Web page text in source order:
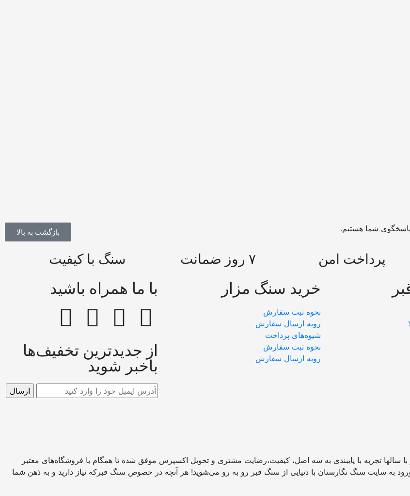
بازگشت به بالا
پرداخت امن ۷ روز ضمانت سنگ با کیفیت
خرید سنگ مزار
نحوه ثبت سفارش
رویه ارسال سفارش
شیوه‌های پرداخت
نحوه ثبت سفارش
رویه ارسال سفارش
با ما همراه باشید
از جدیدترین تخفیف‌ها
باخبر شوید
سالها تجربه با پایبندی به سه اصل، کیفیت،رضایت مشتری و تحویل اکسپرس موفق شده تا همگام با فروشگاه‌های معتبر
به سایت سنگ نگارستان با دنیایی از سنگ قبر رو به رو می‌شوید! هر آنچه در خصوص سنگ قبرکه نیاز دارید و به ذهن شما